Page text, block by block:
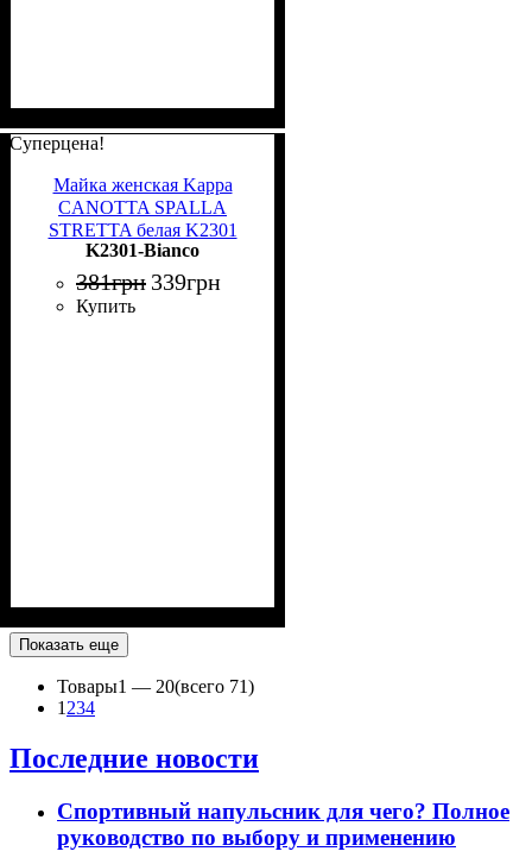
Суперцена!
Майка женская Kappa
CANOTTA SPALLA
STRETTA белая K2301
Bianco
K2301-Bianco
381грн 339грн
Купить
Показать еще
Товары1 — 20(всего 71)
1 234
Последние новости
Спортивный напульсник для чего? Полное
руководство по выбору и применению